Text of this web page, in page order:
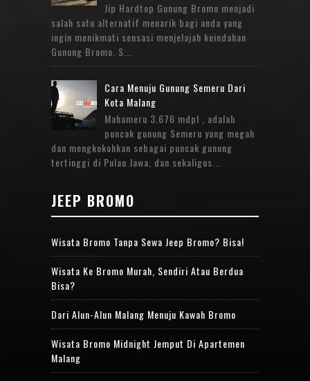
Jip Hardtop Gunung Bromo menjadi
salah satu alternatif menarik bagi anda yang
ingin menikmati sensasi menjelajah keindahan
Gunung Bromo. S...
Cara Menuju Gunung Semeru Dari
Kota Malang
Mahameru 3.676 mdpl , adalah
puncak gunung Semeru yang megah
dan mengkokohkan sebagai puncak gunung
tertinggi di Pulau Jawa, dan sekaligus...
JEEP BROMO
Wisata Bromo Tanpa Sewa Jeep Bromo? Bisa!
Wisata Ke Bromo Murah, Sendiri Atau Berdua
Bisa?
Dari Alun-Alun Malang Menuju Kawah Bromo
Wisata Bromo Midnight Jemput Di Apartemen
Malang